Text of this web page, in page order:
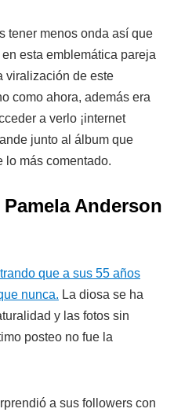
tener menos onda así que
esta emblemática pareja
viralización de este
como ahora, además era
a verlo ¡internet
junto al álbum que
lo más comentado.
Pamela Anderson
que a sus 55 años
nunca. La diosa se ha
y las fotos sin
posteo no fue la
a sus followers con